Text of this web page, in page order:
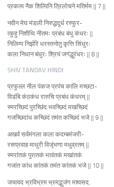
प्रकल्प नैक शिल्पिनि त्रिलोचने मतिर्मम || 7 ||
नवीन मेघ मंडली निरुद्धदुर्ध रस्फुर-
त्कुहु निशीथि नीतमः प्रबंध बंधु कंधरः ||
निलिम्प निर्झरि धरस्तनोतु कृत्ति सिंधुरः
कला निधान बंधुरः श्रियं जगंद्धुरंधरः || 8 ||
SHIV TANDAV HINDI
प्रफुल्ल नील पंकज प्रपंच कालि मच्छटा-
विडंबि कंठकंध रारुचि प्रबंध कंधरम्‌ ||
स्मरच्छिदं पुरच्छिंद भवच्छिदं मखच्छिदं
गजच्छिदांध कच्छिदं तमंत कच्छिदं भजे || 9 ||
अखर्व सर्वमंगला कला कदम्बमंजरी-
रसप्रवाह माधुरी विजृंभणा मधुव्रतम्‌ ||
स्मरांतकं पुरातकं भावंतकं मखांतकं
गजांत कांध कांतकं तमंत कांतकं भजे || 10 ||
जयत्वद भ्रविभ्रम भ्रमद्भुजंग मश्वसद,